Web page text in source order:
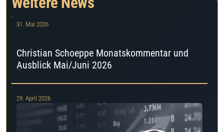
31. Mai 2026
Christian Schoeppe Monatskommentar und
Ausblick Mai/Juni 2026
29. April 2026